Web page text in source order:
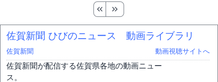
佐賀新聞 ひびのニュース 動画ライブラリ
佐賀新聞 動画視聴サイトへ
佐賀新聞が配信する佐賀県各地の動画ニュー
ス。